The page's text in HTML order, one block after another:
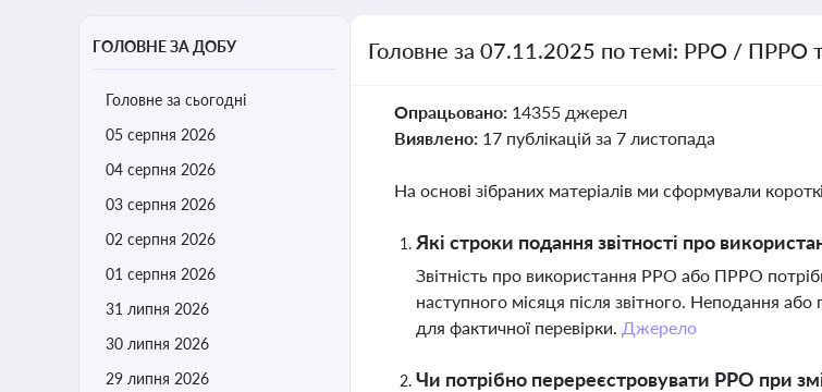
ГОЛОВНЕ ЗА ДОБУ
Головне за сьогодні
05 серпня 2026
04 серпня 2026
03 серпня 2026
02 серпня 2026
01 серпня 2026
31 липня 2026
30 липня 2026
29 липня 2026
Головне за 07.11.2025 по темі: РРО / ПРРО
Опрацьовано: 14355 джерел
Виявлено: 17 публікацій за 7 листопада
На основі зібраних матеріалів ми сформували
Які строки подання звітності про
Звітність про використання РРО або ПРРО
наступного місяця після звітного. Неподання
для фактичної перевірки. Джерело
Чи потрібно перереєстровувати РРО при